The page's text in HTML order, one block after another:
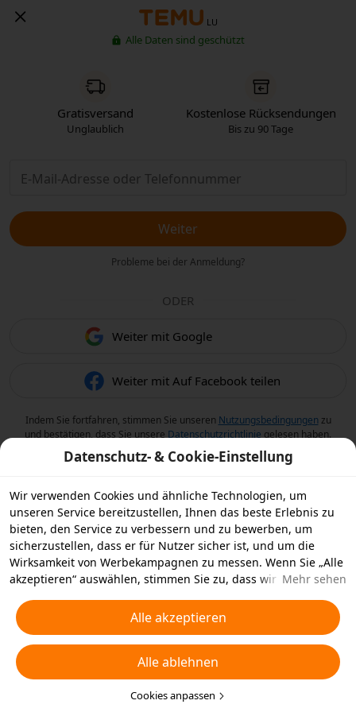
LU
Alle Daten sind geschützt
Gratisversand
Unglaublich
Kostenlose Rücksendungen
Bis zu 90 Tage
Weiter
Probleme bei der Anmeldung?
ODER
Weiter mit Google
Weiter mit Auf Facebook teilen
Indem Sie fortfahren, stimmen Sie unseren Nutzungsbedingungen zu
und bestätigen, dass Sie unsere Datenschutzrichtlinie gelesen haben.
Datenschutz- & Cookie-Einstellung
Wir verwenden Cookies und ähnliche Technologien, um
unseren Service bereitzustellen, Ihnen das beste Erlebnis zu
bieten, den Service zu verbessern und zu bewerben, um
sicherzustellen, dass er für Nutzer sicher ist, und um die
Wirksamkeit von Werbekampagnen zu messen. Wenn Sie „Alle
akzeptieren“ auswählen, stimmen Sie zu, dass wir und die
ähnliche Technologien für Werbezwecke auf Ihrem Gerät
speichern. Alternativ können Sie auch über „Alle ablehnen“
nicht notwendige Cookies ablehnen oder auswählen, welche
Arten von Cookies Sie akzeptieren oder deaktivieren möchten,
indem Sie unten oder jederzeit in Ihren
Datenschutzeinstellungen auf „Cookies anpassen“ klicken.
Mehr sehen
Alle akzeptieren
Alle ablehnen
Cookies anpassen